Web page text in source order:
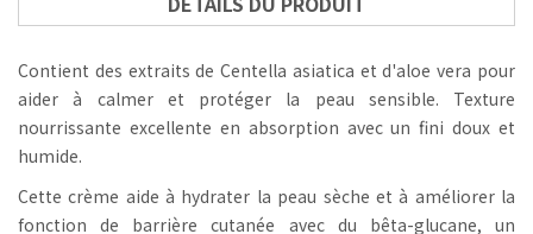
Contient des extraits de Centella asiatica et d'aloe vera pour
aider à calmer et protéger la peau sensible. Texture
nourrissante excellente en absorption avec un fini doux et
humide.
Cette crème aide à hydrater la peau sèche et à améliorer la
fonction de barrière cutanée avec du bêta-glucane, un